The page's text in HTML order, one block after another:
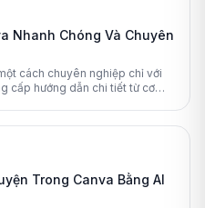
Nhanh Chóng Và Chuyên
cách chuyên nghiệp chỉ với
cấp hướng dẫn chi tiết từ cơ
Trong Canva Bằng AI